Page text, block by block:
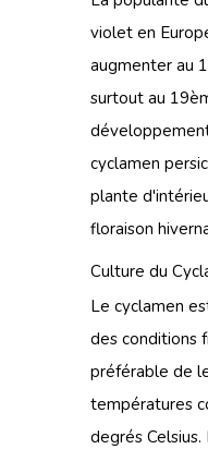
violet en
augmenter au
surtout au
cyclamen
plante
floraison
Culture du
Le cyclamen
des conditions
préférable de
températures
degrés